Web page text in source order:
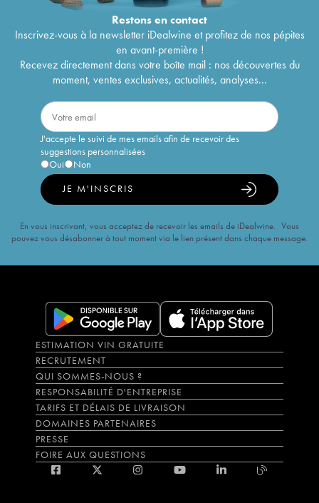
Restons encontact
Inscrivez-vous à la newsletter iDealwine et profitez de nos pépites
en avant-première !
Recevez directement dans votre boîte mail : nos découvertes du
moment, ventes exclusives, actualités, analyses...
J'accepte le suivi de mes emails afin de recevoir des
suggestions personnalisées
Oui
Non
JE M'INSCRIS
En vous inscrivant, vous acceptez de recevoir les emails de iDealwine. Vous
pouvez vous désabonner à tout moment via le lien présent dans chaque message.
ESTIMATION VIN GRATUITE
RECRUTEMENT
QUI SOMMES-NOUS ?
RESPONSABILITÉ D'ENTREPRISE
TARIFS ET DÉLAIS DE LIVRAISON
DOMAINES PARTENAIRES
PRESSE
FOIRE AUX QUESTIONS